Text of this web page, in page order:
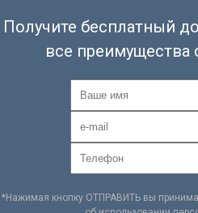
Получите бесплатный
все преимущества
*Нажимая кнопку ОТПРАВИТЬ вы